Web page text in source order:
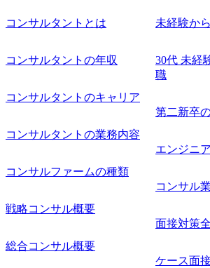
名参加する予定です！ ●費用 : 無料 虎ノ
している方
コンサルタントとは
コンサルタントの年収
コンサルタントのキャリア
コンサルタントの業務内容
コンサルファームの種類
戦略コンサル概要
総合コンサル概要
未経験か
30代 未経
職
第二新卒
エンジニ
コンサル
面接対策
ケース面